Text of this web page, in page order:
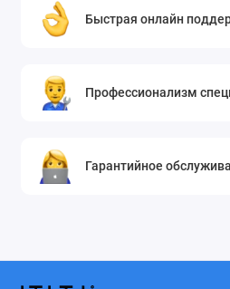
Быстрая онлайн
Профессионализм
Гарантийное